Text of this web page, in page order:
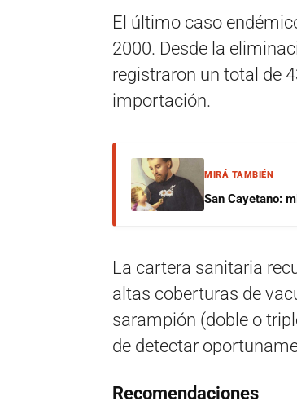
El último caso
2000. Desde la
registraron un total de
importación.
MIRÁ TAMBIÉN
San Cayetano:
La cartera sanitaria
altas coberturas de
sarampión (doble o
de detectar
Recomendaciones